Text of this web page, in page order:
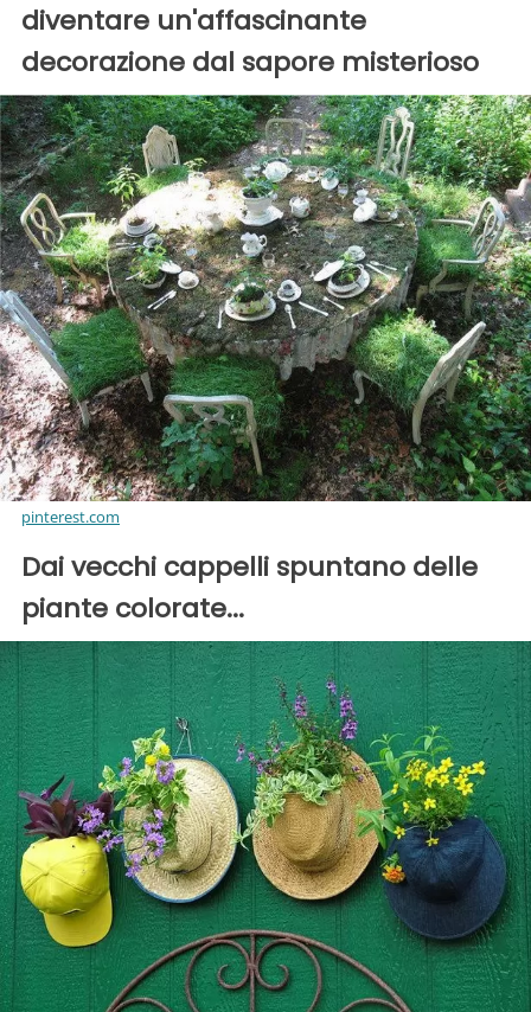
diventare un'affascinante
decorazione dal sapore misterioso
pinterest.com
Dai vecchi cappelli spuntano delle
piante colorate...